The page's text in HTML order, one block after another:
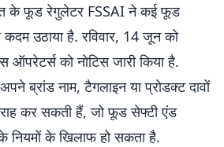
के फूड रेगुलेटर FSSAI ने कई फूड
उठाया है. रविवार, 14 जून को
को नोटिस जारी किया है.
ब्रांड नाम, टैगलाइन या प्रोडक्ट दावों
कर सकती हैं, जो फूड सेफ्टी एंड
के खिलाफ हो सकता है.